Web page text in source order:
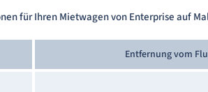
für Ihren Mietwagen von Enterprise auf
Entfernung vom